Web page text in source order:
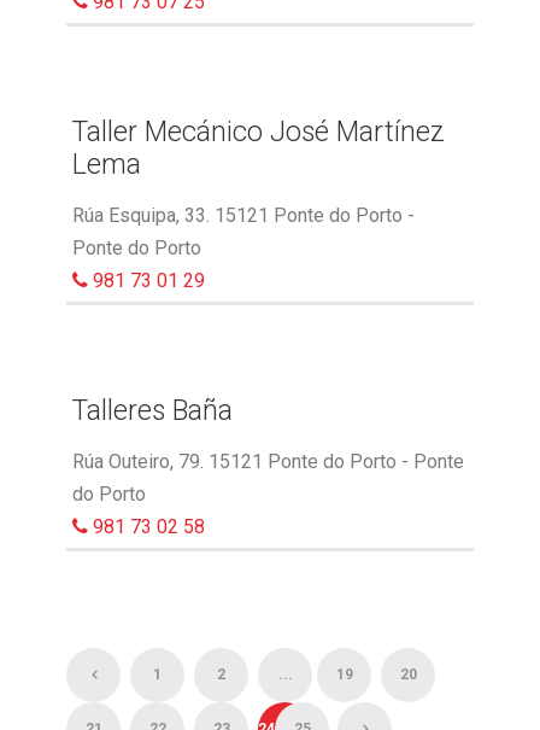
Taller Mecánico José Martínez
Lema
Rúa Esquipa, 33. 15121 Ponte do Porto -
Ponte do Porto
981 73 01 29
Talleres Baña
Rúa Outeiro, 79. 15121 Ponte do Porto - Ponte
do Porto
981 73 02 58
1 2 ... 19 20